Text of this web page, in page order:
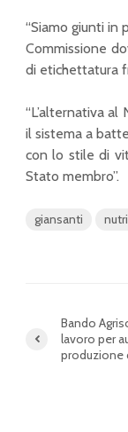
“Siamo giunti in
Commissione
di etichettatura
“L’alternativa
il sistema a
con lo stile di
Stato membro”.
giansanti
Bando
lavoro per
produzione
per controlli sulle
attività di caporalato
fotovoltaico insieme
per la transizione
ecologica ed
energetica